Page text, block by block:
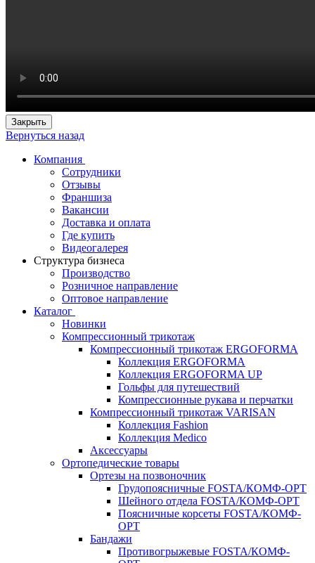
Закрыть
Вернуться назад
Компания
Сотрудники
Отзывы
Франшиза
Вакансии
Доставка и оплата
Где купить
Видеогалерея
Структура бизнеса
Производство
Розничное направление
Оптовое направление
Каталог
Новинки
Компрессионный трикотаж
Компрессионный трикотаж ERGOFORMA
Коллекция ERGOFORMA
Коллекция ERGOFORMA UP
Гольфы для путешествий
Компрессионные рукава и перчатки
Компрессионный трикотаж VARISAN
Коллекция Fashion
Коллекция Medico
Аксессуары
Ортопедические товары
Ортезы на позвоночник
Грудопоясничные FOSTA/КОМФ-ОРТ
Шейного отдела FOSTA/КОМФ-ОРТ
Поясничные корсеты FOSTA/КОМФ-
ОРТ
Бандажи
Противогрыжевые FOSTA/КОМФ-